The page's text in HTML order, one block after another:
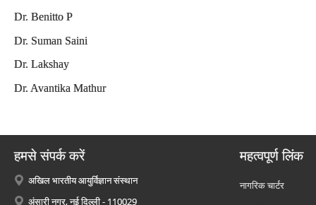
Dr. Benitto P
Dr. Suman Saini
Dr. Lakshay
Dr. Avantika Mathur
हमसे संपर्क करें
अखिल भारतीय आयुर्विज्ञान संस्थान
अंसारी नगर, नई दिल्ली - 110029
महत्वपूर्ण लिंक
नागरिक चार्टर